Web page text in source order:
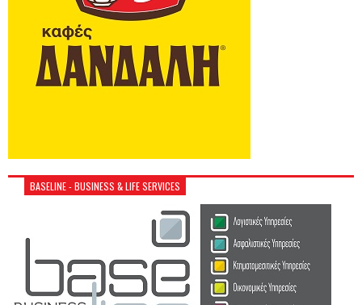
BASELINE - BUSINESS & LIFE SERVICES